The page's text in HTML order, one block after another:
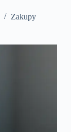
Zakupy